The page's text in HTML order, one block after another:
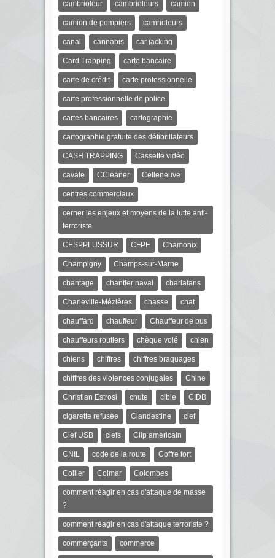
cambrioleur cambrioleurs camion
camion de pompiers camrioleurs
canal cannabis car jacking
Card Trapping carte bancaire
carte de crédit carte professionnelle
carte professionnelle de police
cartes bancaires cartographie
cartographie gratuite des défibrillateurs
CASH TRAPPING Cassette vidéo
cavale CCleaner Celleneuve
centres commerciaux
cerner les enjeux et moyens de la lutte anti-
terroriste
CESPPLUSSUR CFPE Chamonix
Champigny Champs-sur-Marne
chantage chantier naval charlatans
Charleville-Mézières chasse chat
chauffard chauffeur Chauffeur de bus
chauffeurs routiers chèque volé chien
chiens chiffres chiffres braquages
chiffres des violences conjugales Chine
Christian Estrosi chute cible CIDB
cigarette refusée Clandestine clef
Clef USB clefs Clip américain
CNIL code de la route Coffre fort
Collier Colmar Colombes
comment réagir en cas d'attaque de masse
?
comment réagir en cas d'attaque terroriste ?
commerçants commerce